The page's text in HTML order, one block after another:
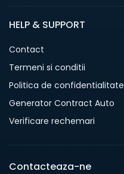
HELP & SUPPORT
Contact
Termeni si conditii
Politica de confidentialitate
Generator Contract Auto
Verificare rechemari
Contacteaza-ne